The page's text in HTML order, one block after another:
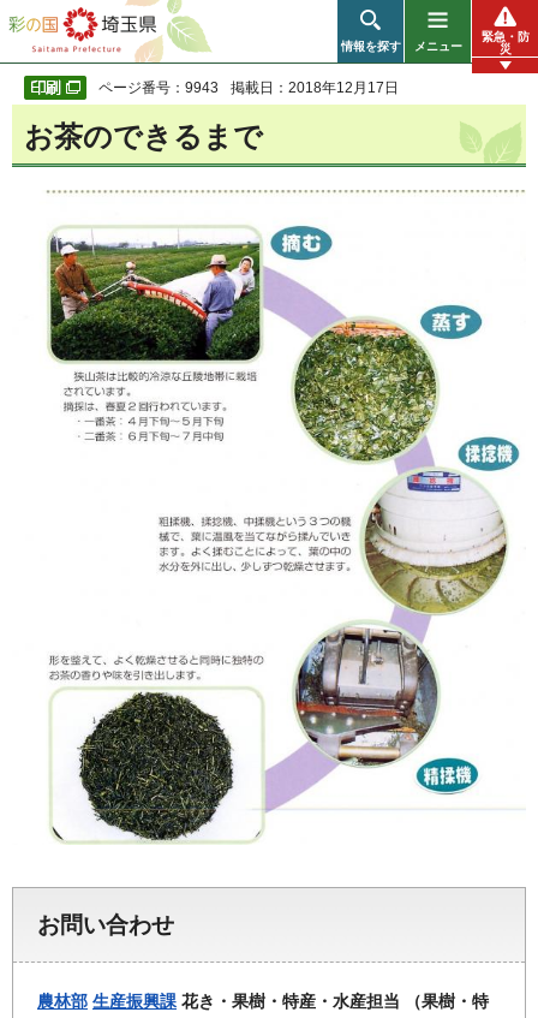
彩の国 埼玉県
情報を探す メニュー
緊急・防
災
ページ番号：9943 掲載日：2018年12月17日
お茶のできるまで
お問い合わせ
農林部 生産振興課 花き・果樹・特産・水産担当 （果樹・特